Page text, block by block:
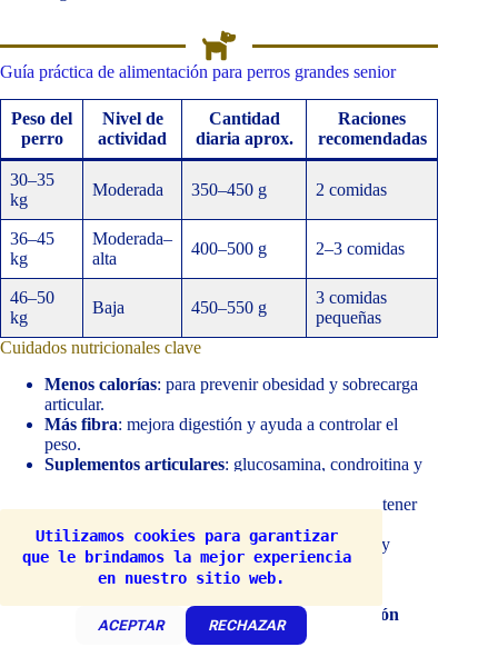
Utilizamos cookies para garantizar
que le brindamos la mejor experiencia
en nuestro sitio web.
ACEPTAR RECHAZAR
Guía práctica de alimentación para perros grandes senior
Peso del
perro
Nivel de
actividad
Cantidad
diaria aprox.
Raciones
recomendadas
30–35
kg
Moderada 350–450 g 2 comidas
36–45
kg
Moderada–
alta
400–500 g 2–3 comidas
46–50
kg
Baja 450–550 g
3 comidas
pequeñas
Cuidados nutricionales clave
Menos calorías: para prevenir obesidad y sobrecarga
articular.
Más fibra: mejora digestión y ayuda a controlar el
peso.
Suplementos articulares: glucosamina, condroitina y
: indispensable para mantener
Plato elevado (20–30 cm) : facilita la deglución y
reduce tensión en cuello.
👉 La cantidad exacta debe ajustarse según la
condición
: el perro debe tener cintura visible y costillas